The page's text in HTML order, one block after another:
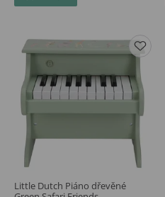
Little Dutch Piáno dřevěné